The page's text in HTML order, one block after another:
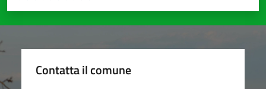
Valuta 5 stelle su 5
Valuta 4 stelle su 5
Valuta 3 stelle su 5
Valuta 2 stelle su 5
Valuta 1 stelle su 5
Contatta il comune